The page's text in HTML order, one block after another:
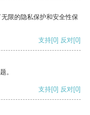
限的隐私保护和安全性保
支持[0] 反对[0]
。
支持[0] 反对[0]